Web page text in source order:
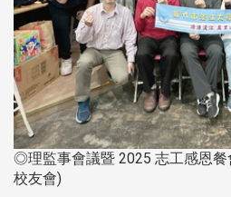
◎理監事會議暨 2025 志工感恩
校友會)